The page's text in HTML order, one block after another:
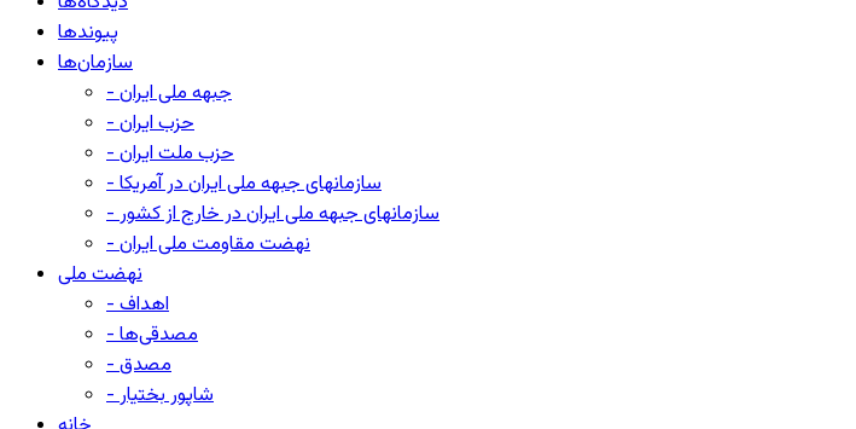
پیوندها
سازمان‌ها
- جبهه ملی ایران
- حزب ایران
- حزب ملت ایران
- سازمانهای جبهه ملی ایران در آمریکا
- سازمانهای جبهه ملی ایران در خارج از کشور
- نهضت مقاومت ملی ایران
نهضت ملی
- اهداف
- مصدقی‌ها
- مصدق
- شاپور بختیار